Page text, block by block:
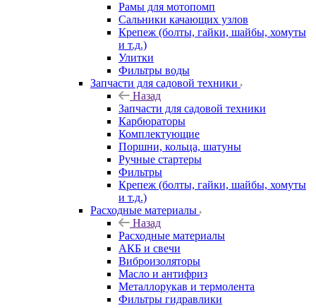
Рамы для мотопомп
Сальники качающих узлов
Крепеж (болты, гайки, шайбы, хомуты
и т.д.)
Улитки
Фильтры воды
Запчасти для садовой техники
Назад
Запчасти для садовой техники
Карбюраторы
Комплектующие
Поршни, кольца, шатуны
Ручные стартеры
Фильтры
Крепеж (болты, гайки, шайбы, хомуты
и т.д.)
Расходные материалы
Назад
Расходные материалы
АКБ и свечи
Виброизоляторы
Масло и антифриз
Металлорукав и термолента
Фильтры гидравлики